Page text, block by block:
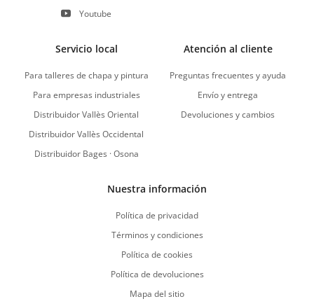
Youtube
Servicio local
Para talleres de chapa y pintura
Para empresas industriales
Distribuidor Vallès Oriental
Distribuidor Vallès Occidental
Distribuidor Bages · Osona
Atención al cliente
Preguntas frecuentes y ayuda
Envío y entrega
Devoluciones y cambios
Nuestra información
Política de privacidad
Términos y condiciones
Política de cookies
Política de devoluciones
Mapa del sitio